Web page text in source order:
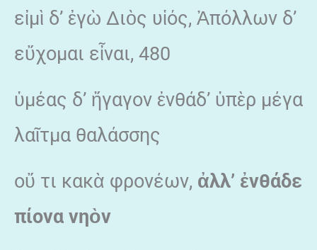
εἰμὶ δ’ ἐγὼ Διὸς υἱός, Ἀπόλλων δ’
εὔχομαι εἶναι, 480
ὑμέας δ’ ἤγαγον ἐνθάδ’ ὑπὲρ μέγα
λαῖτμα θαλάσσης
οὔ τι κακὰ φρονέων, ἀλλ’ ἐνθάδε
πίονα νηὸν